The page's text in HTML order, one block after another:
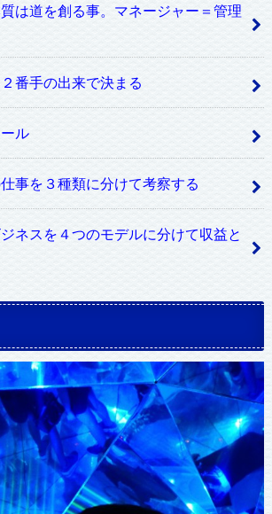
は道を創る事。マネージャー＝管理
番手の出来で決まる
ル
事を３種類に分けて考察する
ネスを４つのモデルに分けて収益と